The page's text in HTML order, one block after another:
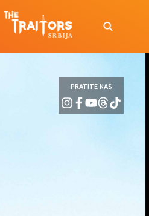
PRATITE NAS